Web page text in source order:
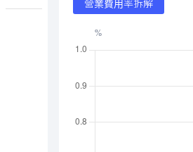
營業費用率拆解